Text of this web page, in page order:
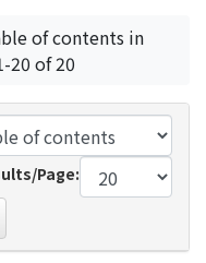
of contents in
20 of 20
Page: